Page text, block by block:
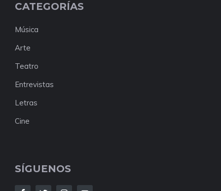
CATEGORÍAS
Música
Arte
Teatro
Entrevistas
Letras
Cine
SÍGUENOS